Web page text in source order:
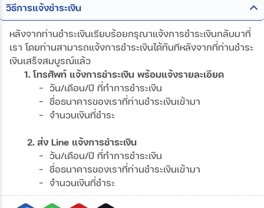
วิธีการแจ้งชำระเงิน
หลังจากท่านชำระเงินเรียบร้อยกรุณาแจ้งการชำระเงินกลับมาที่
เรา โดยท่านสามารถแจ้งการชำระเงินได้ทันทีหลังจากที่ท่านชำระ
เงินเสร็จสมบูรณ์แล้ว
1. โทรศัพท์ แจ้งการชำระเงิน พร้อมแจ้งรายละเอียด
- วัน/เดือน/ปี ที่ทำการชำระเงิน
- ชื่อธนาคารของเราที่ท่านชำระเงินเข้ามา
- จำนวนเงินที่ชำระ
2. ส่ง Line แจ้งการชำระเงิน
- วัน/เดือน/ปี ที่ทำการชำระเงิน
- ชื่อธนาคารของเราที่ท่านชำระเงินเข้ามา
- จำนวนเงินที่ชำระ